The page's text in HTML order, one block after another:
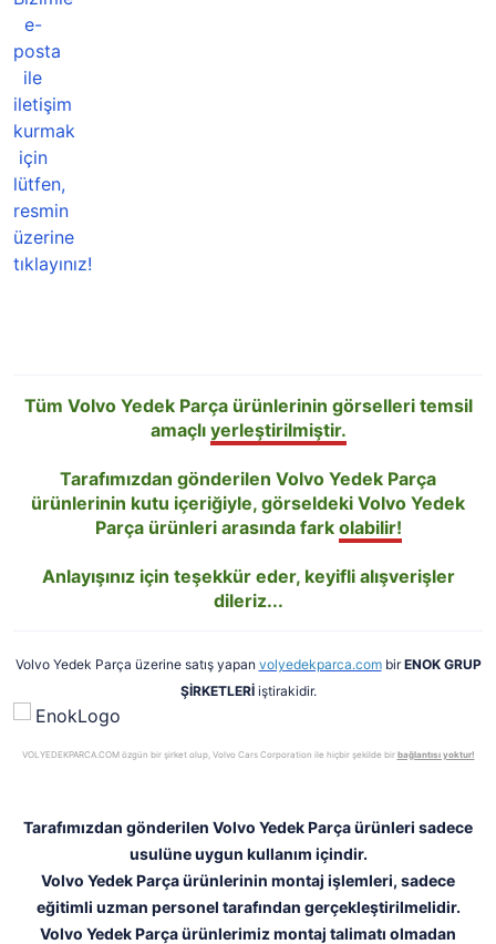
Tüm Volvo Yedek Parça ürünlerinin görselleri temsil
amaçlı yerleştirilmiştir.
Tarafımızdan gönderilen Volvo Yedek Parça
ürünlerinin kutu içeriğiyle, görseldeki Volvo Yedek
Parça ürünleri arasında fark olabilir!
Anlayışınız için teşekkür eder, keyifli alışverişler
dileriz...
Volvo Yedek Parça üzerine satış yapan volyedekparca.combirENOK GRUP
ŞİRKETLERİiştirakidir.
VOLYEDEKPARCA.COM özgün bir şirket olup, Volvo Cars Corporation ile hiçbir şekilde bir bağlantısı yoktur!
Tarafımızdan gönderilen Volvo Yedek Parça ürünleri sadece
usulüne uygun kullanım içindir.
Volvo Yedek Parça ürünlerinin montaj işlemleri, sadece
eğitimli uzman personel tarafından gerçekleştirilmelidir.
Volvo Yedek Parça ürünlerimiz montaj talimatı olmadan